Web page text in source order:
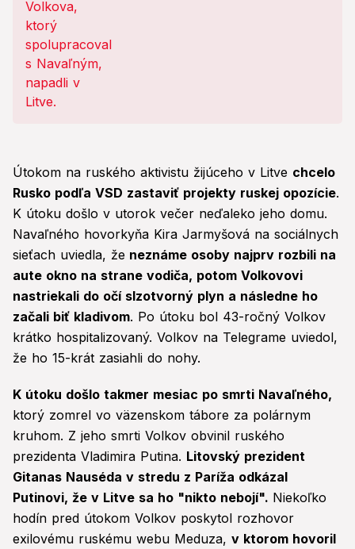
Útokom na ruského aktivistu žijúceho v Litve chcelo
Rusko podľa VSD zastaviť projekty ruskej opozície.
K útoku došlo v utorok večer neďaleko jeho domu.
Navaľného hovorkyňa Kira Jarmyšová na sociálnych
sieťach uviedla, že neznáme osoby najprv rozbili na
aute okno na strane vodiča, potom Volkovovi
nastriekali do očí slzotvorný plyn a následne ho
začali biť kladivom. Po útoku bol 43-ročný Volkov
krátko hospitalizovaný. Volkov na Telegrame uviedol,
že ho 15-krát zasiahli do nohy.
K útoku došlo takmer mesiac po smrti Navaľného,
ktorý zomrel vo väzenskom tábore za polárnym
kruhom. Z jeho smrti Volkov obvinil ruského
prezidenta Vladimira Putina. Litovský prezident
Gitanas Nauséda v stredu z Paríža odkázal
Putinovi, že v Litve sa ho "nikto nebojí". Niekoľko
hodín pred útokom Volkov poskytol rozhovor
exilovému ruskému webu Meduza, v ktorom hovoril